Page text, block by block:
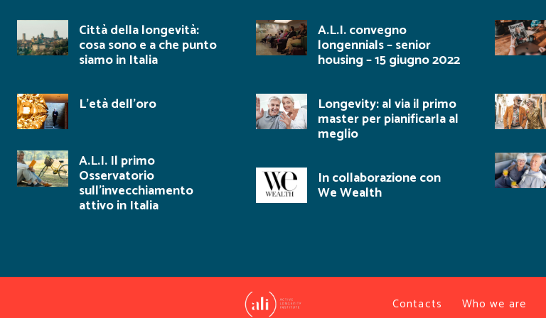
Città della longevità:
cosa sono e a che punto
siamo in Italia
L’età dell’oro
A.L.I. Il primo
Osservatorio
sull’invecchiamento
attivo in Italia
A.L.I. convegno
longennials – senior
housing – 15 giugno 2022
Longevity: al via il primo
master per pianificarla al
meglio
In collaborazione con
We Wealth
Contacts Who we are